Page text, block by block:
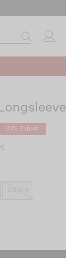
33% Rabatt
128/134